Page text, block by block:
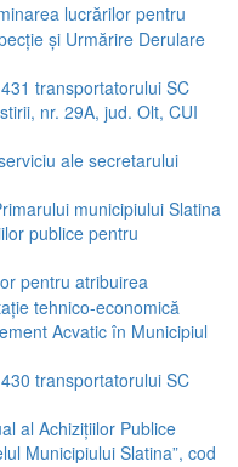
lucrărilor pentru
și Urmărire Derulare
transportatorului SC
nr. 29A, jud. Olt, CUI
ale secretarului
municipiului Slatina
publice pentru
pentru atribuirea
tehnico-economică
Acvatic în Municipiul
transportatorului SC
al Achizițiilor Publice
Municipiului Slatina”, cod